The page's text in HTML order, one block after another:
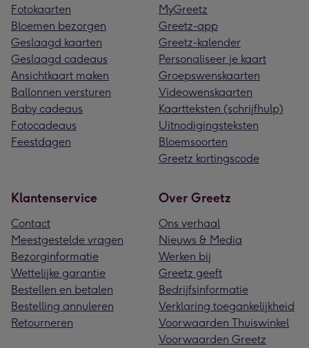
Fotokaarten
Bloemen bezorgen
Geslaagd kaarten
Geslaagd cadeaus
Ansichtkaart maken
Ballonnen versturen
Baby cadeaus
Fotocadeaus
Feestdagen
MyGreetz
Greetz-app
Greetz-kalender
Personaliseer je kaart
Groepswenskaarten
Videowenskaarten
Kaartteksten (schrijfhulp)
Uitnodigingsteksten
Bloemsoorten
Greetz kortingscode
Klantenservice
Contact
Meestgestelde vragen
Bezorginformatie
Wettelijke garantie
Bestellen en betalen
Bestelling annuleren
Retourneren
Over Greetz
Ons verhaal
Nieuws & Media
Werken bij
Greetz geeft
Bedrijfsinformatie
Verklaring toegankelijkheid
Voorwaarden Thuiswinkel
Voorwaarden Greetz